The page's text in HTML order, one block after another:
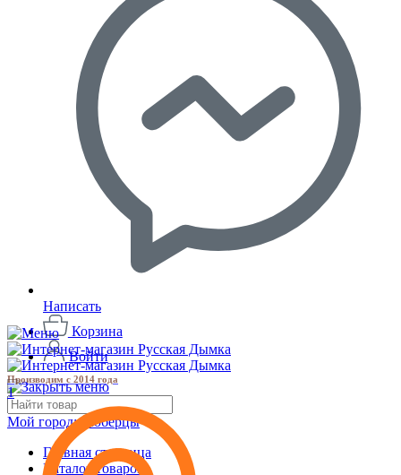
Написать
Корзина
Войти
Производим с 2014 года
1
Мой город:Люберцы
Главная страница
Каталог товаров